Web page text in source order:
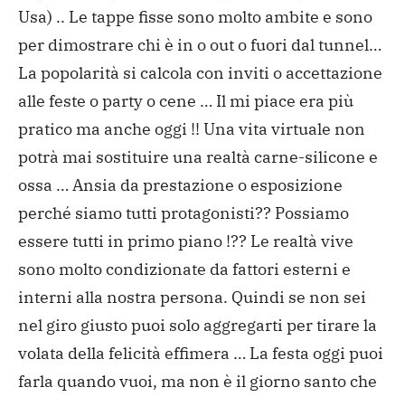
Usa) .. Le tappe fisse sono molto ambite e sono
per dimostrare chi è in o out o fuori dal tunnel…
La popolarità si calcola con inviti o accettazione
alle feste o party o cene … Il mi piace era più
pratico ma anche oggi !! Una vita virtuale non
potrà mai sostituire una realtà carne-silicone e
ossa … Ansia da prestazione o esposizione
perché siamo tutti protagonisti?? Possiamo
essere tutti in primo piano !?? Le realtà vive
sono molto condizionate da fattori esterni e
interni alla nostra persona. Quindi se non sei
nel giro giusto puoi solo aggregarti per tirare la
volata della felicità effimera … La festa oggi puoi
farla quando vuoi, ma non è il giorno santo che